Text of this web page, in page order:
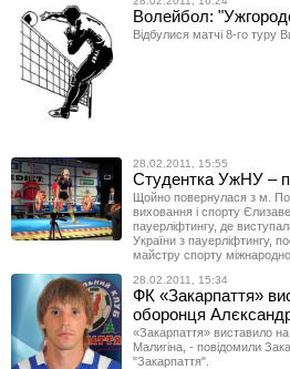
Волейбол:
Відбулися матчі 8-го туру
28.02.2011, 15:55
Студентка УжНУ –
Щойно повернулася з м.
виховання і спорту
пауерліфтингу, де
України з пауерліфтингу,
майстру спорту
28.02.2011, 15:34
ФК «Закарпаття»
оборонця
«Закарпаття» виставило
Малигіна, - повідомили
"Закарпаття".